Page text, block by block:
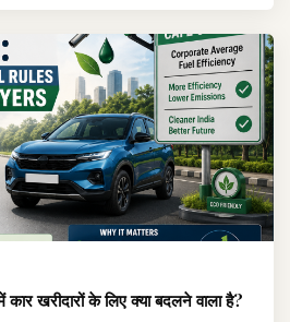
खरीदारों के लिए क्या बदलने वाला है?